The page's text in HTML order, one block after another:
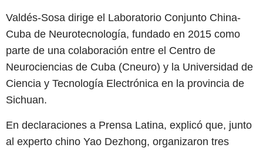
Valdés-Sosa dirige el Laboratorio Conjunto China-
Cuba de Neurotecnología, fundado en 2015 como
parte de una colaboración entre el Centro de
Neurociencias de Cuba (Cneuro) y la Universidad de
Ciencia y Tecnología Electrónica en la provincia de
Sichuan.
En declaraciones a Prensa Latina, explicó que, junto
al experto chino Yao Dezhong, organizaron tres